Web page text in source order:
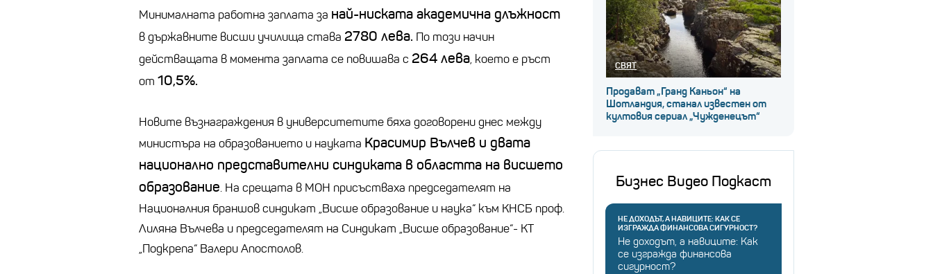
Минималната работна заплата за най-ниската академична длъжност
в държавните висши училища става 2780 лева. По този начин
действащата в момента заплата се повишава с 264 лева, което е ръст
от 10,5%.
Новите възнаграждения в университетите бяха договорени днес между
министъра на образованието и науката Красимир Вълчев и двата
национално представителни синдиката в областта на висшето
образование. На срещата в МОН присъстваха председателят на
Националния браншов синдикат „Висше образование и наука“ към КНСБ проф.
Лиляна Вълчева и председателят на Синдикат „Висше образование“- КТ
„Подкрепа“ Валери Апостолов.
СВЯТ
Продават „Гранд Каньон“ на
Шотландия, станал известен от
култовия сериал „Чужденецът“
Бизнес Видео Подкаст
НЕ ДОХОДЪТ, А НАВИЦИТЕ: КАК СЕ
ИЗГРАЖДА ФИНАНСОВА СИГУРНОСТ?
Не доходът, а навиците: Как
се изгражда финансова
сигурност?